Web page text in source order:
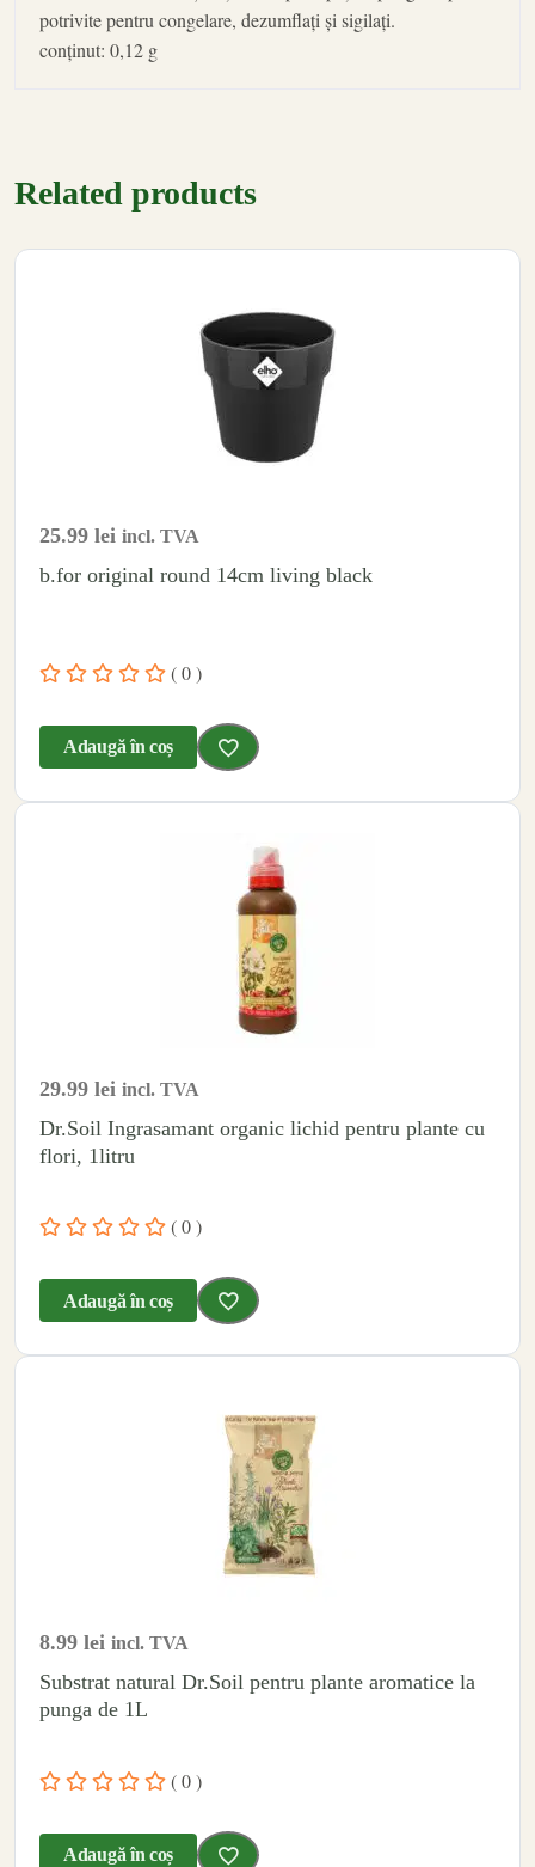
potrivite pentru congelare, dezumflați și sigilați.
conținut: 0,12 g
Related products
25.99 lei incl. TVA
b.for original round 14cm living black
( 0 )
Adaugă în coș
29.99 lei incl. TVA
Dr.Soil Ingrasamant organic lichid pentru plante cu
flori, 1litru
( 0 )
Adaugă în coș
8.99 lei incl. TVA
Substrat natural Dr.Soil pentru plante aromatice la
punga de 1L
( 0 )
Adaugă în coș